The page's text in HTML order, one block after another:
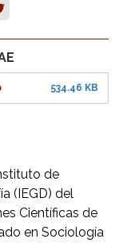
534.46 KB
de
(IEGD) del
Científicas de
en Sociología